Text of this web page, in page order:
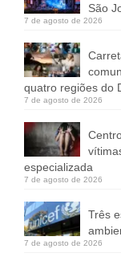
São
7 de agosto de 2026
quatro regiões do
7 de agosto de 2026
especializada
7 de agosto de 2026
Três
7 de agosto de 2026